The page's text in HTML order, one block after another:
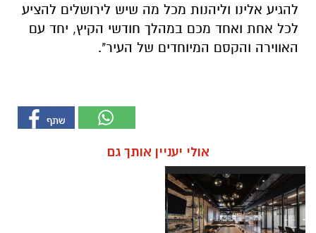
להגיע אלינו וליהנות מכל מה שיש לירושלים להציע
לכל אחת ואחד מכם במהלך חודשי הקיץ, יחד עם
האווירה והקסם המיוחדים של העיר".
אולי יעניין אותך גם